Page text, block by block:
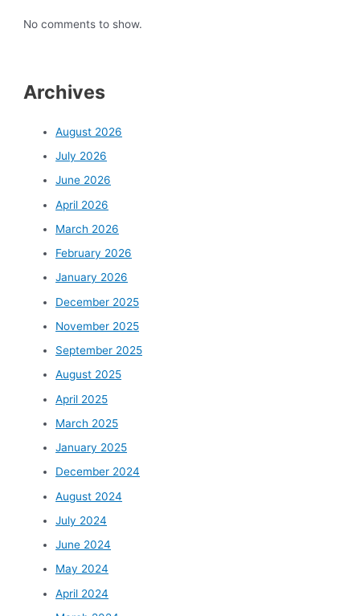
No comments to show.
Archives
August 2026
July 2026
June 2026
April 2026
March 2026
February 2026
January 2026
December 2025
November 2025
September 2025
August 2025
April 2025
March 2025
January 2025
December 2024
August 2024
July 2024
June 2024
May 2024
April 2024